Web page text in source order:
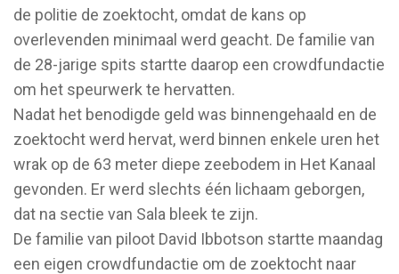
de politie de zoektocht, omdat de kans op
overlevenden minimaal werd geacht. De familie van
de 28-jarige spits startte daarop een crowdfundactie
om het speurwerk te hervatten.
Nadat het benodigde geld was binnengehaald en de
zoektocht werd hervat, werd binnen enkele uren het
wrak op de 63 meter diepe zeebodem in Het Kanaal
gevonden. Er werd slechts één lichaam geborgen,
dat na sectie van Sala bleek te zijn.
De familie van piloot David Ibbotson startte maandag
een eigen crowdfundactie om de zoektocht naar